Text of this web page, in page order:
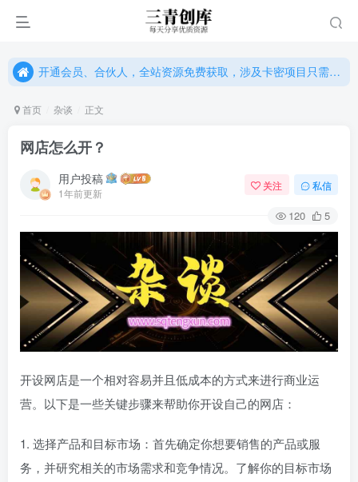
开通会员、合伙人，全站资源免费获取，涉及卡密项目只需单独购卡密（位置：网站右下悬浮按钮）
开通会员、合伙人，全站资源免费获取，涉及卡密项目只需单独购卡密（位置：网站右下悬浮按钮）
首页 杂谈 正文
网店怎么开？
用户投稿
1年前更新
关注 私信
120 5
开设网店是一个相对容易并且低成本的方式来进行商业运
营。以下是一些关键步骤来帮助你开设自己的网店：
1. 选择产品和目标市场：首先确定你想要销售的产品或服
务，并研究相关的市场需求和竞争情况。了解你的目标市场